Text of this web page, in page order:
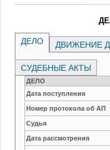
ДЕЛО ДВИЖЕНИЕ
СУДЕБНЫЕ АКТЫ
ДЕЛО
Дата поступления
Номер протокола об АП
Судья
Дата рассмотрения